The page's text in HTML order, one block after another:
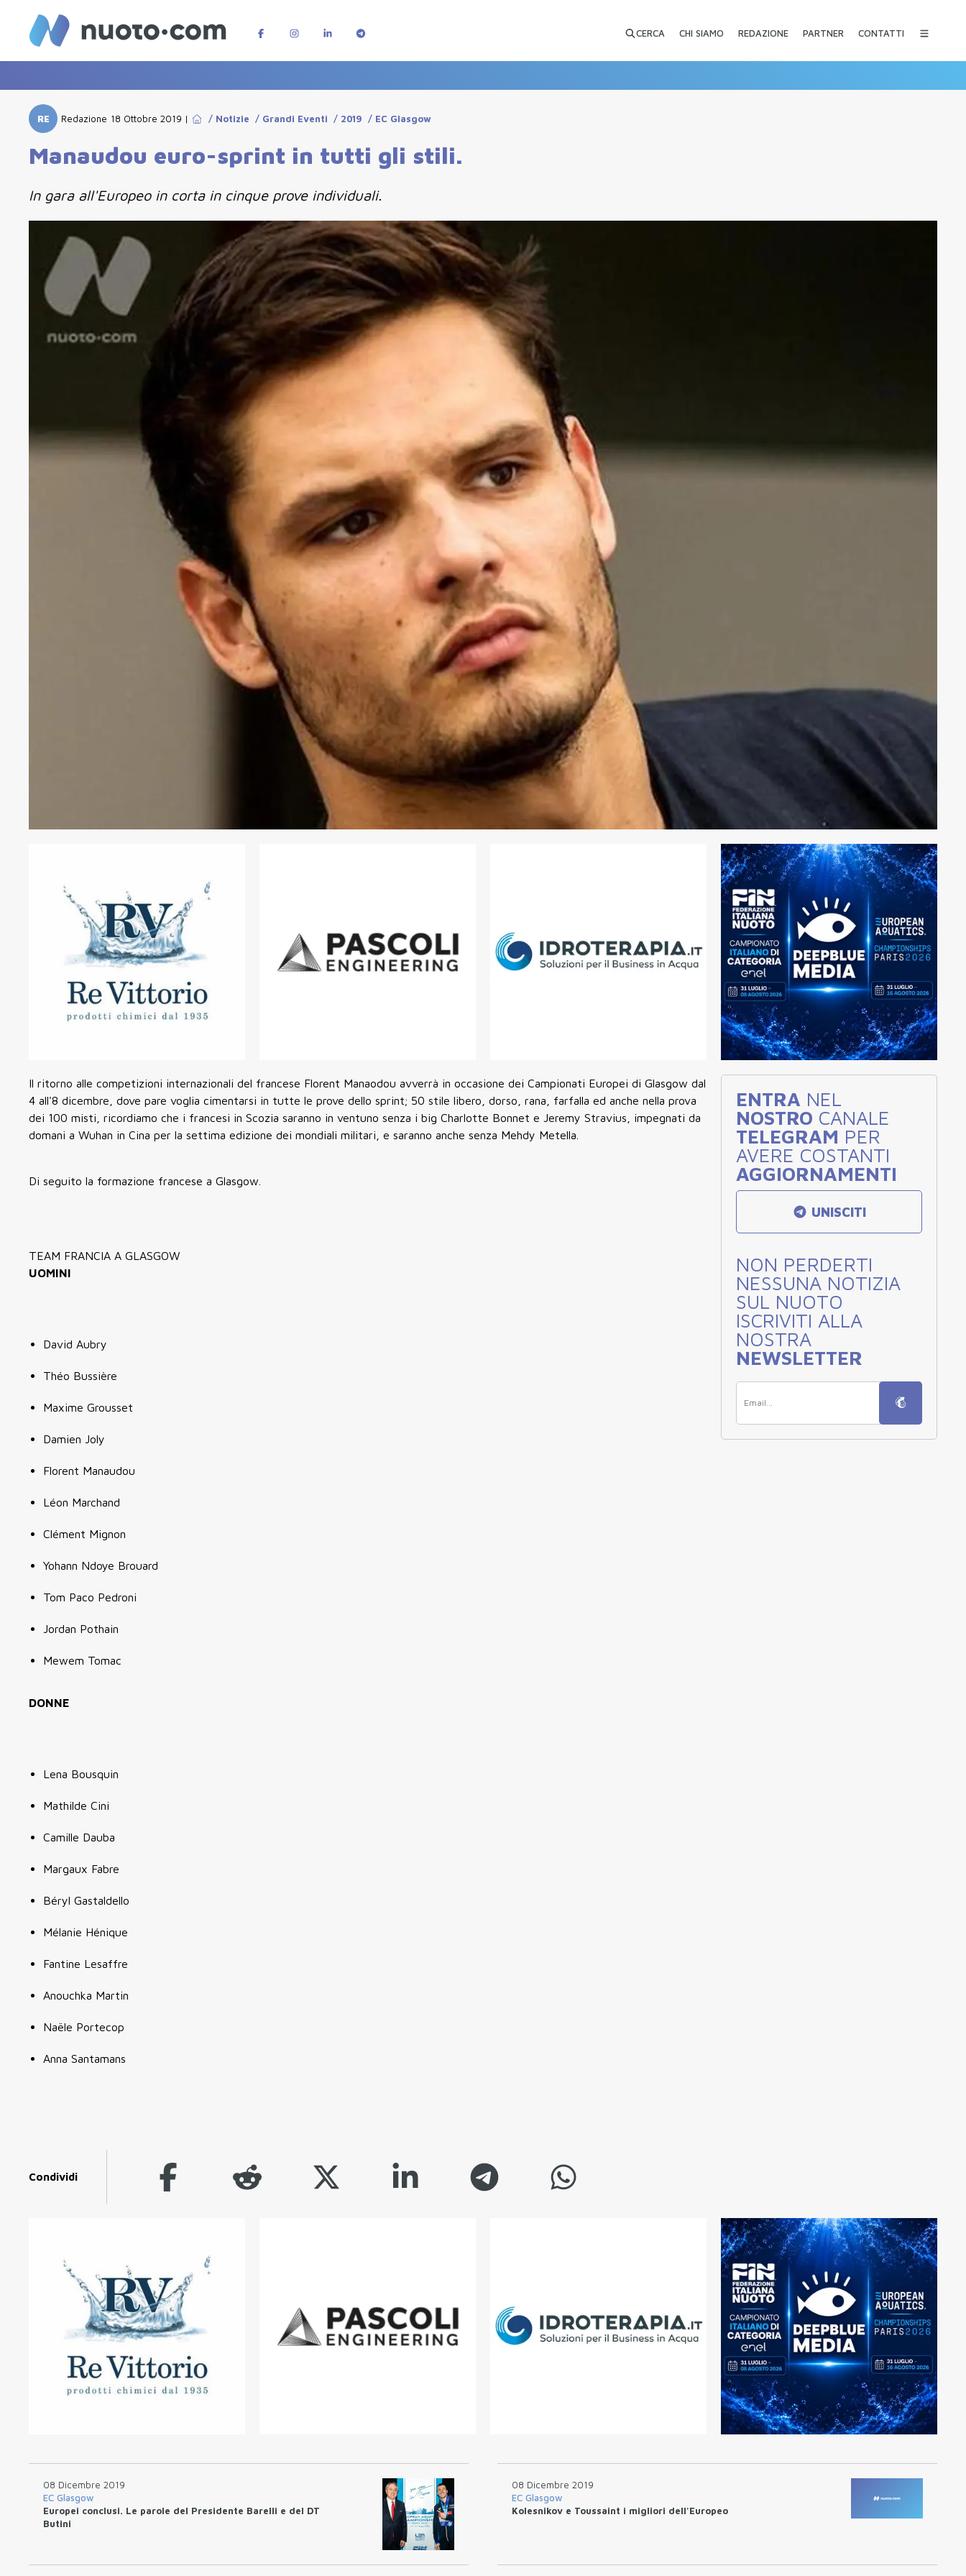
CERCA CHI SIAMO REDAZIONE PARTNER CONTATTI
RE Redazione 18 Ottobre 2019 | / Notizie / Grandi Eventi / 2019 / EC Glasgow
Manaudou euro-sprint in tutti gli stili.
In gara all'Europeo in corta in cinque prove individuali.
Il ritorno alle competizioni internazionali del francese Florent Manaodou avverrà in occasione dei Campionati Europei di Glasgow dal
4 all'8 dicembre, dove pare voglia cimentarsi in tutte le prove dello sprint; 50 stile libero, dorso, rana, farfalla ed anche nella prova
dei 100 misti, ricordiamo che i francesi in Scozia saranno in ventuno senza i big Charlotte Bonnet e Jeremy Stravius, impegnati da
domani a Wuhan in Cina per la settima edizione dei mondiali militari, e saranno anche senza Mehdy Metella.
Di seguito la formazione francese a Glasgow.
TEAM FRANCIA A GLASGOW
UOMINI
David Aubry
Théo Bussière
Maxime Grousset
Damien Joly
Florent Manaudou
Léon Marchand
Clément Mignon
Yohann Ndoye Brouard
Tom Paco Pedroni
Jordan Pothain
Mewem Tomac
DONNE
Lena Bousquin
Mathilde Cini
Camille Dauba
Margaux Fabre
Béryl Gastaldello
Mélanie Hénique
Fantine Lesaffre
Anouchka Martin
Naële Portecop
Anna Santamans
ENTRA NEL
NOSTRO CANALE
TELEGRAM PER
AVERE COSTANTI
AGGIORNAMENTI
UNISCITI
NON PERDERTI
NESSUNA NOTIZIA
SUL NUOTO
ISCRIVITI ALLA
NOSTRA
NEWSLETTER
Condividi
08 Dicembre 2019
EC Glasgow
Europei conclusi. Le parole del Presidente Barelli e del DT
Butini
08 Dicembre 2019
EC Glasgow
Kolesnikov e Toussaint i migliori dell'Europeo